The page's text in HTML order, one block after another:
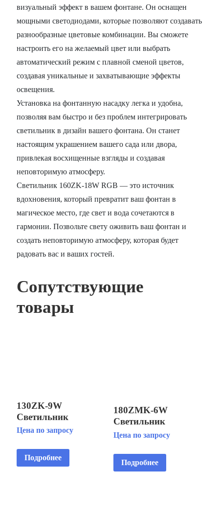
визуальный эффект в вашем фонтане. Он оснащен
мощными светодиодами, которые позволяют создавать
разнообразные цветовые комбинации. Вы сможете
настроить его на желаемый цвет или выбрать
автоматический режим с плавной сменой цветов,
создавая уникальные и захватывающие эффекты
освещения.
Установка на фонтанную насадку легка и удобна,
позволяя вам быстро и без проблем интегрировать
светильник в дизайн вашего фонтана. Он станет
настоящим украшением вашего сада или двора,
привлекая восхищенные взгляды и создавая
неповторимую атмосферу.
Светильник 160ZK-18W RGB — это источник
вдохновения, который превратит ваш фонтан в
магическое место, где свет и вода сочетаются в
гармонии. Позвольте свету оживить ваш фонтан и
создать неповторимую атмосферу, которая будет
радовать вас и ваших гостей.
Сопутствующие
товары
130ZK-9W
Светильник
светодиодный
установка на
фонтанную насадку
Цена по запросу
Подробнее
180ZMK-6W
Светильник
светодиодный
установка на
фонтанную насадку
Цена по запросу
Подробнее